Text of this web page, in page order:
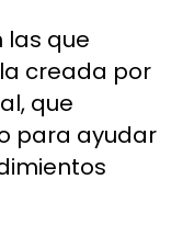
las que
creada por
que
para ayudar